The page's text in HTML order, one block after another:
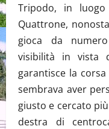
Tripodo, in
Quattrone,
gioca da
visibilità in vista
garantisce la
sembrava aver
giusto e cercato
destra di